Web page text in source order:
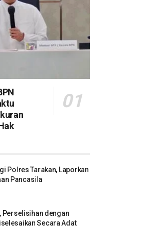
Polres Tarakan, Laporkan
Pancasila
Perselisihan dengan
Secara Adat